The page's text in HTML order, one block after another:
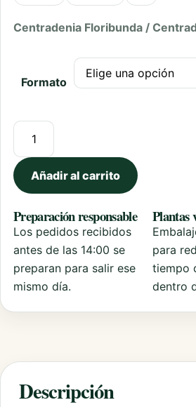
Centradenia Floribunda /
Formato
Centradenia Floribunda cantidad
Añadir al carrito
Preparación responsable
Los pedidos recibidos
antes de las 14:00 se
preparan para salir ese
mismo día.
Plantas
para
tiempo
dentro
Descripción